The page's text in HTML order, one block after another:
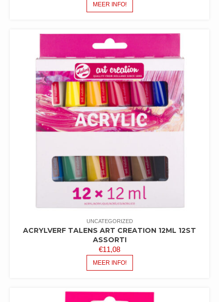
MEER INFO!
UNCATEGORIZED
ACRYLVERF TALENS ART CREATION 12ML 12ST
ASSORTI
€11,08
MEER INFO!